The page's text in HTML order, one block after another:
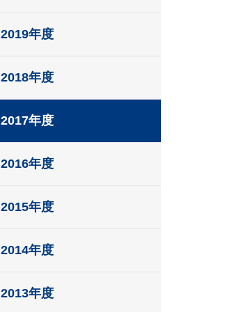
2019年度
2018年度
2017年度
2016年度
2015年度
2014年度
2013年度